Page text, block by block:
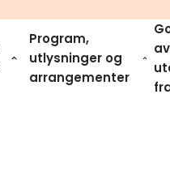
Program,
utlysninger og
arrangementer
av